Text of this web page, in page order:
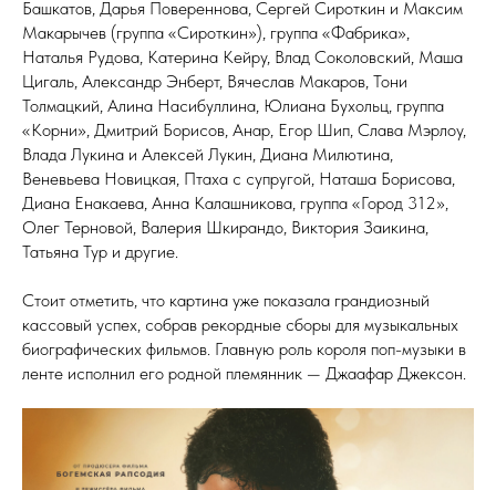
Башкатов, Дарья Повереннова, Сергей Сироткин и Максим
Макарычев (группа «Сироткин»), группа «Фабрика»,
Наталья Рудова, Катерина Кейру, Влад Соколовский, Маша
Цигаль, Александр Энберт, Вячеслав Макаров, Тони
Толмацкий, Алина Насибуллина, Юлиана Бухольц, группа
«Корни», Дмитрий Борисов, Анар, Егор Шип, Слава Мэрлоу,
Влада Лукина и Алексей Лукин, Диана Милютина,
Веневьева Новицкая, Птаха с супругой, Наташа Борисова,
Диана Енакаева, Анна Калашникова, группа «Город 312»,
Олег Терновой, Валерия Шкирандо, Виктория Заикина,
Татьяна Тур и другие.
Стоит отметить, что картина уже показала грандиозный
кассовый успех, собрав рекордные сборы для музыкальных
биографических фильмов. Главную роль короля поп-музыки в
ленте исполнил его родной племянник — Джаафар Джексон.